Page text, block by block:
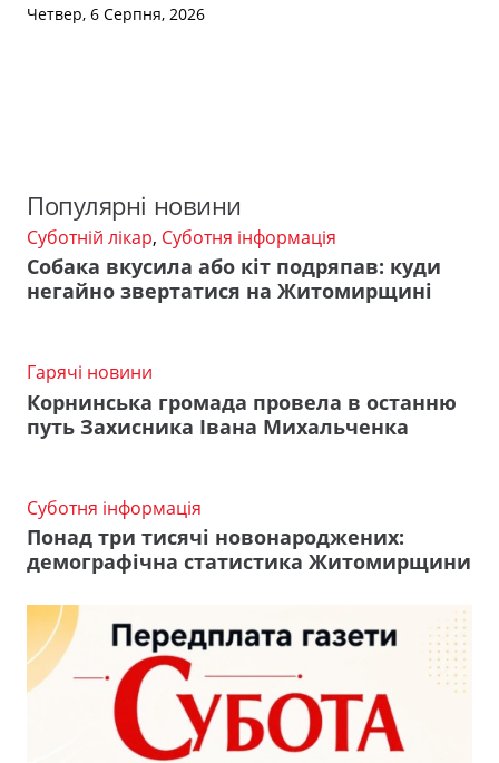
Четвер, 6 Серпня, 2026
Популярні новини
Суботній лікар, Суботня інформація
Собака вкусила або кіт подряпав: куди
негайно звертатися на Житомирщині
Гарячі новини
Корнинська громада провела в останню
путь Захисника Івана Михальченка
Суботня інформація
Понад три тисячі новонароджених:
демографічна статистика Житомирщини